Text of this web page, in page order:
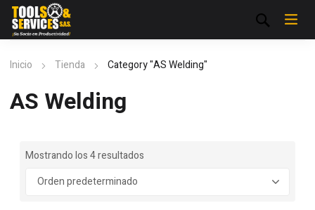
Inicio Tienda Category "AS Welding"
AS Welding
Mostrando los 4 resultados